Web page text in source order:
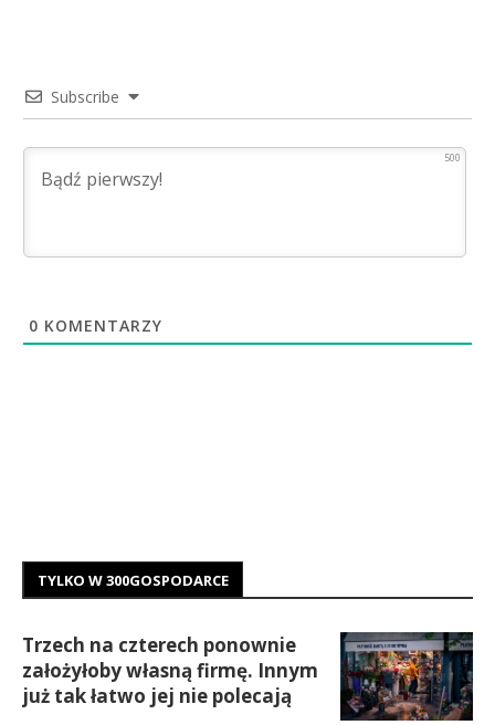
Subscribe
500
0 KOMENTARZY
TYLKO W 300GOSPODARCE
Trzech na czterech ponownie
założyłoby własną firmę. Innym
już tak łatwo jej nie polecają